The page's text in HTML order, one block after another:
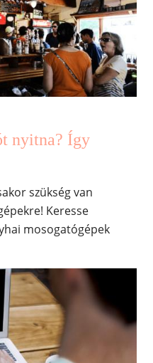
nyitna? Így
szükség van
Keresse
mosogatógépek